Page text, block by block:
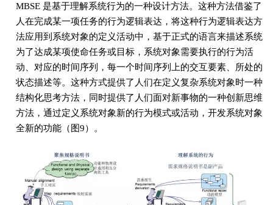
MBSE 是基于理解系统行为的一种设计方法。这种方法借鉴了
人在完成某一项任务的行为逻辑表达，将这种行为逻辑表达方
法应用到系统对象的定义活动中，基于正式的语言来描述系统
为了达成某项使命任务或目标，系统对象需要执行的行为活
动、对应的时间序列，每一个时间序列上的交互要素、所处的
状态描述等。这种方式提供了人们在定义复杂系统对象时一种
结构化思考方法，同时提供了人们面对新事物的一种创新思维
方法，通过定义系统对象新的行为模式或活动，开发系统对象
全新的功能（图9）。